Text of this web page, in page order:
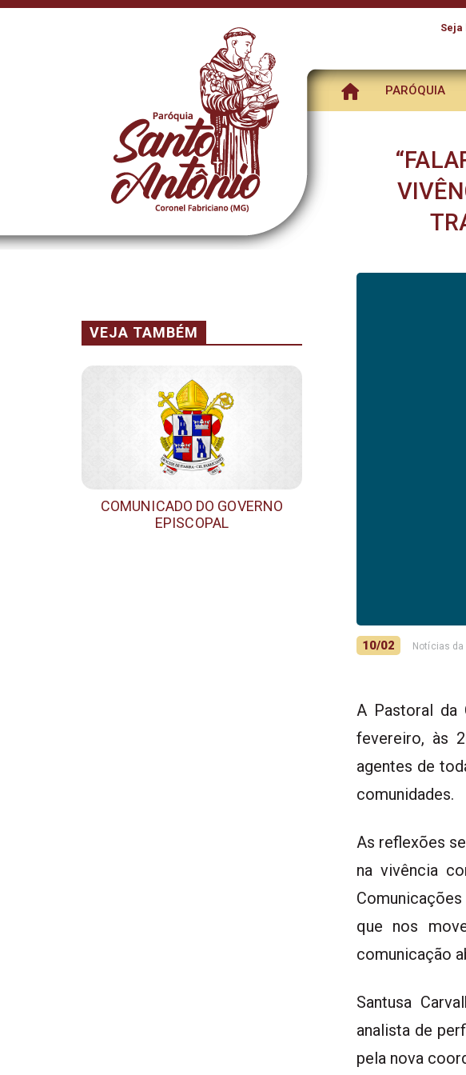
Seja
PARÓQUIA
10/02 Notícias da
A Pastoral da
fevereiro, às
agentes de
comunidades.
As reflexões
na vivência
que nos
comunicação
Santusa
analista de
pela nova
VEJA TAMBÉM
COMUNICADO DO GOVERNO
EPISCOPAL